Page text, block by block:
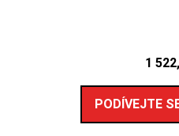
1
PODÍVEJTE